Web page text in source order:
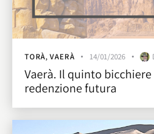
TORÀ,VAERÀ 14/01/2026
Vaerà. Il quinto
redenzione futura